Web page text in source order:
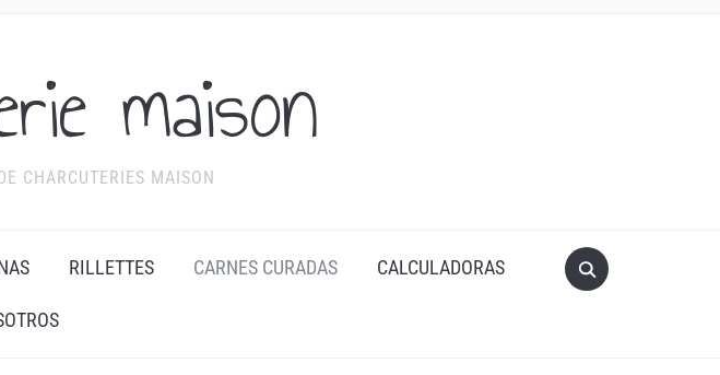
maison
CHARCUTERIES MAISON
RILLETTES CARNES CURADAS CALCULADORAS